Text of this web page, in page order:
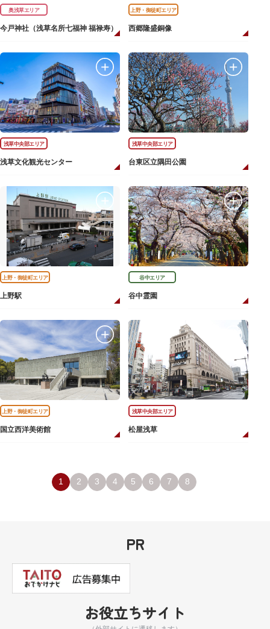
奥浅草エリア
今戸神社（浅草名所七福神 福禄寿）
上野・御徒町エリア
西郷隆盛銅像
浅草中央部エリア
浅草文化観光センター
浅草中央部エリア
台東区立隅田公園
上野・御徒町エリア
上野駅
谷中エリア
谷中霊園
上野・御徒町エリア
国立西洋美術館
浅草中央部エリア
松屋浅草
1 2 3 4 5 6 7 8
PR
お役立ちサイト